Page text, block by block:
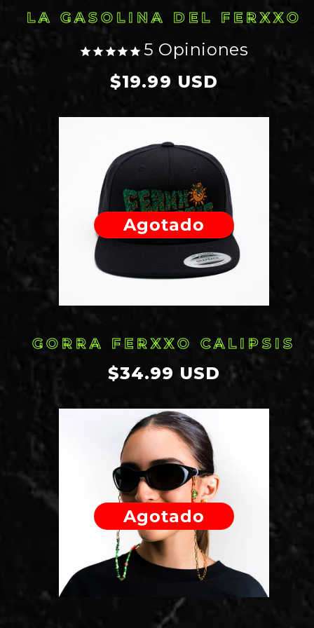
LA GASOLINA DEL FERXXO
5 Opiniones
Precio
habitual
$19.99 USD
Agotado
GORRA FERXXO CALIPSIS
Precio
$34.99 USD
Agotado